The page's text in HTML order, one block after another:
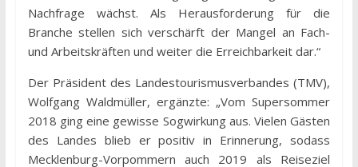
Nachfrage wächst. Als Herausforderung für die
Branche stellen sich verschärft der Mangel an Fach-
und Arbeitskräften und weiter die Erreichbarkeit dar.“
Der Präsident des Landestourismusverbandes (TMV),
Wolfgang Waldmüller, ergänzte: „Vom Supersommer
2018 ging eine gewisse Sogwirkung aus. Vielen Gästen
des Landes blieb er positiv in Erinnerung, sodass
Mecklenburg-Vorpommern auch 2019 als Reiseziel